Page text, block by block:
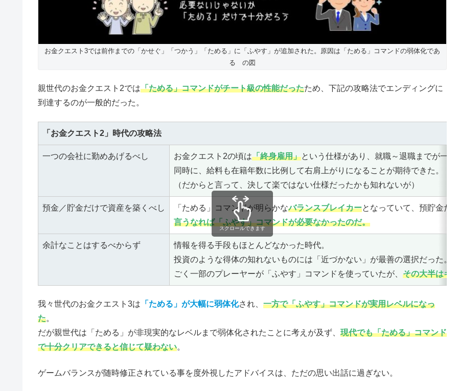
お金クエスト3では前作までの「かせぐ」「つかう」「ためる」に「ふやす」が追加された。原因は「ためる」コマンドの弱体化であ
る の図
親世代のお金クエスト2では「ためる」コマンドがチート級の性能だったため、下記の攻略法でエンディングに
到達するのが一般的だった。
「お金クエスト2」時代の攻略法
一つの会社に勤めあげるべし お金クエスト2の頃は「終身雇用」という仕様があり、就職～退職までが一
同時に、給料も在籍年数に比例して右肩上がりになることが期待できた。
（だからと言って、決して楽ではない仕様だったかも知れないが）
預金／貯金だけで資産を築くべし 「ためる」コマンドが明らかなバランスブレイカーとなっていて、預貯金だ
言うなれば「ふやす」コマンドが必要なかったのだ。
余計なことはするべからず
情報を得る手段もほとんどなかった時代。
投資のような得体の知れないものには「近づかない」が最善の選択だった。
ごく一部のプレーヤーが「ふやす」コマンドを使っていたが、 その大半はギ
スクロールできます
我々世代のお金クエスト3は 「ためる」が大幅に弱体化され、 一方で「ふやす」コマンドが実用レベルになっ
た。
だが親世代は「ためる」が非現実的なレベルまで弱体化されたことに考えが及ず、 現代でも「ためる」コマンド
で十分クリアできると信じて疑わない。
ゲームバランスが随時修正されている事を度外視したアドバイスは、ただの思い出話に過ぎない。